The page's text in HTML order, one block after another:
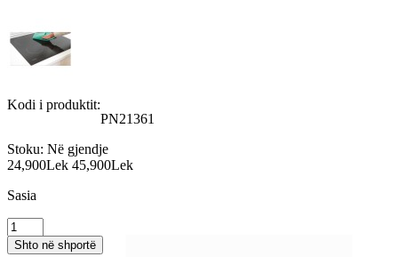
Kodi i produktit:
PN21361
Stoku: Në gjendje
24,900Lek 45,900Lek
Sasia